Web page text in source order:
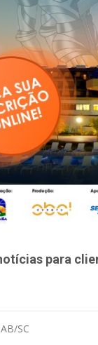
para
SC